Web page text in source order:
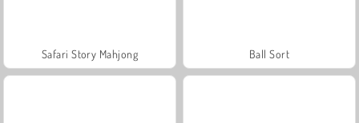
Safari Story Mahjong Ball Sort